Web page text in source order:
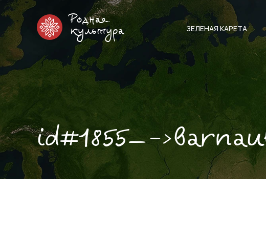
Родная
культура
ЗЕЛЕНАЯ КАРЕТА
id#1855—-